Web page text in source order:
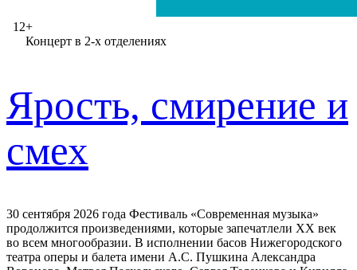
Концерт в 2-х отделениях
12+
Ярость, смирение и
смех
30 сентября 2026 года Фестиваль «Современная музыка»
продолжится произведениями, которые запечатлели ХХ век
во всем многообразии. В исполнении басов Нижегородского
театра оперы и балета имени А.С. Пушкина Александра